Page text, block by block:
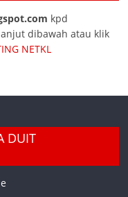
kpd
dibawah atau klik
NETKL
DUIT